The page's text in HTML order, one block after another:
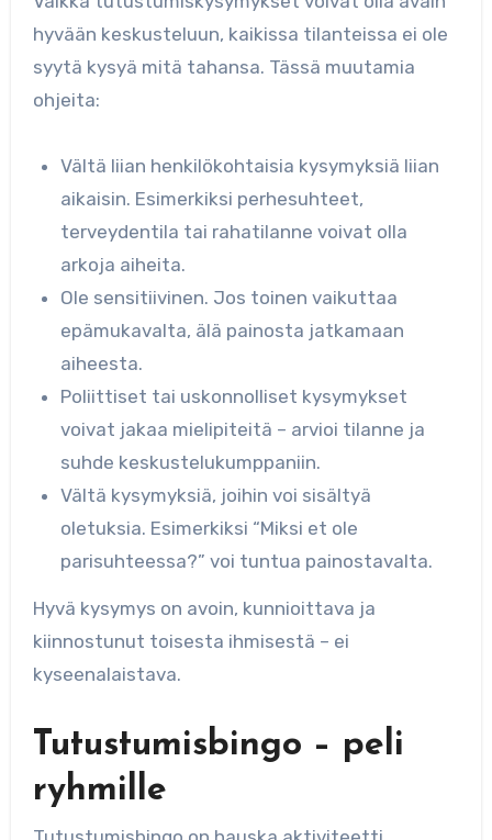
hyvään keskusteluun, kaikissa tilanteissa ei ole
syytä kysyä mitä tahansa. Tässä muutamia
ohjeita:
Vältä liian henkilökohtaisia kysymyksiä liian
aikaisin. Esimerkiksi perhesuhteet,
terveydentila tai rahatilanne voivat olla
arkoja aiheita.
Ole sensitiivinen. Jos toinen vaikuttaa
epämukavalta, älä painosta jatkamaan
aiheesta.
Poliittiset tai uskonnolliset kysymykset
voivat jakaa mielipiteitä – arvioi tilanne ja
suhde keskustelukumppaniin.
Vältä kysymyksiä, joihin voi sisältyä
oletuksia. Esimerkiksi “Miksi et ole
parisuhteessa?” voi tuntua painostavalta.
Hyvä kysymys on avoin, kunnioittava ja
kiinnostunut toisesta ihmisestä – ei
kyseenalaistava.
Tutustumisbingo – peli
ryhmille